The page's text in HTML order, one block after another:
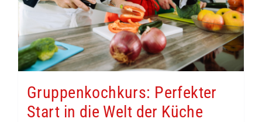
Gruppenkochkurs: Perfekter
Start in die Welt der Küche